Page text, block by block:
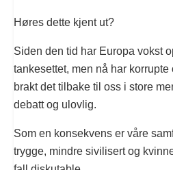
Høres dette kjent ut?
Siden den tid har Europa vokst
tankesettet, men nå har
brakt det tilbake til oss i store
debatt og ulovlig.
Som en konsekvens er våre
trygge, mindre sivilisert og